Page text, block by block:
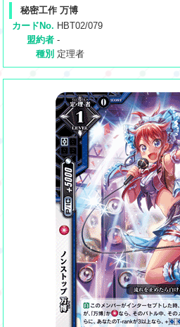
秘密工作 万博
カードNo. HBT02/079
盟約者 -
種別 定理者